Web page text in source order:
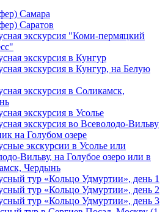
Самара
Саратов
экскурсия "Коми-пермяцкий
экскурсия в Кунгур
экскурсия в Кунгур, на Белую
экскурсия в Соликамск,
экскурсия в Усолье
экскурсия во Всеволодо-Вильву
на Голубом озере
экскурсии в Усолье или
Вильву, на Голубое озеро или в
Чердынь
тур «Кольцо Удмуртии», день 1
тур «Кольцо Удмуртии», день 2
тур «Кольцо Удмуртии», день 3